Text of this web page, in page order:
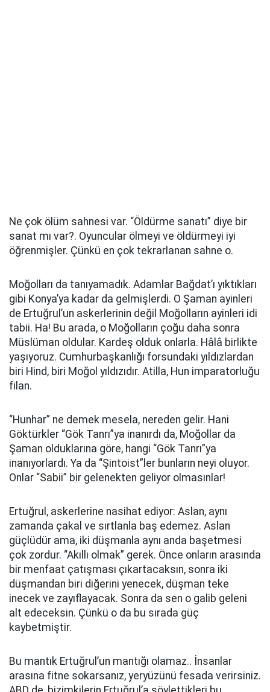
Ne çok ölüm sahnesi var. “Öldürme sanatı” diye bir
sanat mı var?. Oyuncular ölmeyi ve öldürmeyi iyi
öğrenmişler. Çünkü en çok tekrarlanan sahne o.
Moğolları da tanıyamadık. Adamlar Bağdat’ı yıktıkları
gibi Konya’ya kadar da gelmişlerdi. O Şaman ayinleri
de Ertuğrul’un askerlerinin değil Moğolların ayinleri idi
tabii. Ha! Bu arada, o Moğolların çoğu daha sonra
Müslüman oldular. Kardeş olduk onlarla. Hâlâ birlikte
yaşıyoruz. Cumhurbaşkanlığı forsundaki yıldızlardan
biri Hind, biri Moğol yıldızıdır. Atilla, Hun imparatorluğu
filan.
“Hunhar” ne demek mesela, nereden gelir. Hani
Göktürkler “Gök Tanrı”ya inanırdı da, Moğollar da
Şaman olduklarına göre, hangi “Gök Tanrı”ya
inanıyorlardı. Ya da “Şintoist”ler bunların neyi oluyor.
Onlar “Sabii” bir gelenekten geliyor olmasınlar!
Ertuğrul, askerlerine nasihat ediyor: Aslan, aynı
zamanda çakal ve sırtlanla baş edemez. Aslan
güçlüdür ama, iki düşmanla aynı anda başetmesi
çok zordur. “Akıllı olmak” gerek. Önce onların arasında
bir menfaat çatışması çıkartacaksın, sonra iki
düşmandan biri diğerini yenecek, düşman teke
inecek ve zayıflayacak. Sonra da sen o galib geleni
alt edeceksin. Çünkü o da bu sırada güç
kaybetmiştir.
Bu mantık Ertuğrul’un mantığı olamaz.. İnsanlar
arasına fitne sokarsanız, yeryüzünü fesada verirsiniz.